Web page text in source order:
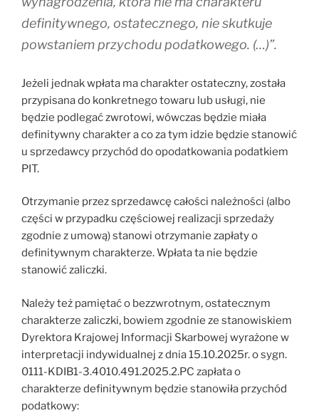
definitywnego, ostatecznego, nie skutkuje
powstaniem przychodu podatkowego. (…)”.
Jeżeli jednak wpłata ma charakter ostateczny, została
przypisana do konkretnego towaru lub usługi, nie
będzie podlegać zwrotowi, wówczas będzie miała
definitywny charakter a co za tym idzie będzie stanowić
u sprzedawcy przychód do opodatkowania podatkiem
PIT.
Otrzymanie przez sprzedawcę całości należności (albo
części w przypadku częściowej realizacji sprzedaży
zgodnie z umową) stanowi otrzymanie zapłaty o
definitywnym charakterze. Wpłata ta nie będzie
stanowić zaliczki.
Należy też pamiętać o bezzwrotnym, ostatecznym
charakterze zaliczki, bowiem zgodnie ze stanowiskiem
Dyrektora Krajowej Informacji Skarbowej wyrażone w
interpretacji indywidualnej z dnia 15.10.2025r. o sygn.
0111-KDIB1-3.4010.491.2025.2.PC zapłata o
charakterze definitywnym będzie stanowiła przychód
podatkowy: